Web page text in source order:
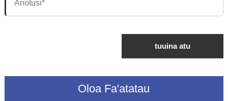
tuuina atu
Oloa Fa'atatau